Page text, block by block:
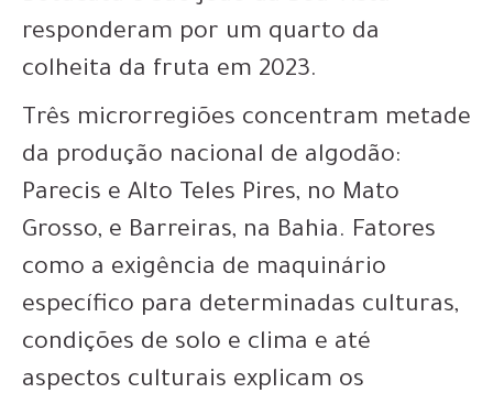
responderam por um quarto da
colheita da fruta em 2023.
Três microrregiões concentram metade
da produção nacional de algodão:
Parecis e Alto Teles Pires, no Mato
Grosso, e Barreiras, na Bahia. Fatores
como a exigência de maquinário
específico para determinadas culturas,
condições de solo e clima e até
aspectos culturais explicam os